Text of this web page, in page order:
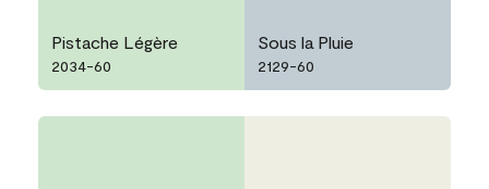
Pistache Légère
2034-60
Sous la Pluie
2129-60